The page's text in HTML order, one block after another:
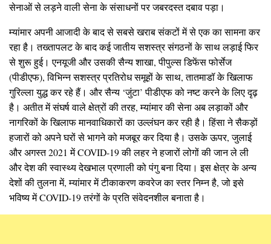
सेनाओं से लड़ने वाली सेना के संसाधनों पर जबरदस्त दबाव पड़ा।
म्यांमार अपनी आजादी के बाद से सबसे खराब संकटों में से एक का सामना कर
रहा है। तख्तापलट के बाद कई जातीय सशस्त्र संगठनों के साथ लड़ाई फिर
से शुरू हुई। एनयूजी और उसकी सैन्य शाखा, पीपुल्स डिफेंस फोर्सेज
(पीडीएफ), विभिन्न सशस्त्र प्रतिरोध समूहों के साथ, तातमाडॉ के खिलाफ
गुरिल्ला युद्ध कर रहे हैं। और सैन्य ‘जुंटा’ पीडीएफ को नष्ट करने के लिए दृढ़
है। अतीत में संघर्ष वाले क्षेत्रों की तरह, म्यांमार की सेना अब लड़ाकों और
नागरिकों के खिलाफ मानवाधिकारों का उल्लंघन कर रही है। हिंसा ने सैकड़ों
हजारों को अपने घरों से भागने को मजबूर कर दिया है। उसके ऊपर, जुलाई
और अगस्त 2021 में COVID-19 की लहर ने हजारों लोगों की जान ले ली
और देश की स्वास्थ्य देखभाल प्रणाली को पंगु बना दिया। इस क्षेत्र के अन्य
देशों की तुलना में, म्यांमार में टीकाकरण कवरेज का स्तर निम्न है, जो इसे
भविष्य में COVID-19 तरंगों के प्रति संवेदनशील बनाता है।